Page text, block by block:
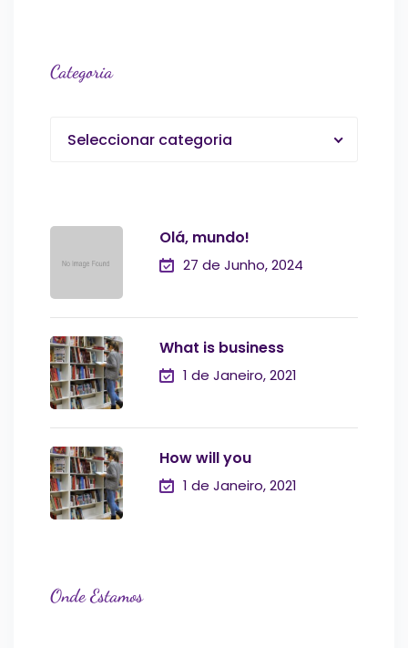
Categoria
Seleccionar categoria
Olá, mundo!
27 de Junho, 2024
What is business
1 de Janeiro, 2021
How will you
1 de Janeiro, 2021
Onde Estamos